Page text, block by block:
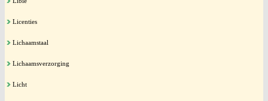
Licenties
Lichaamstaal
Lichaamsverzorging
Licht